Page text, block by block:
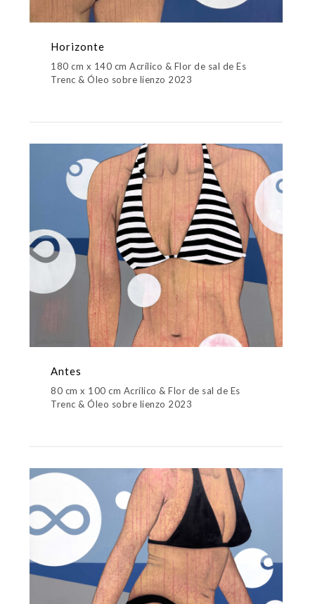
Horizonte
180 cm x 140 cm Acrílico & Flor de sal de Es
Trenc & Óleo sobre lienzo 2023
Antes
80 cm x 100 cm Acrílico & Flor de sal de Es
Trenc & Óleo sobre lienzo 2023